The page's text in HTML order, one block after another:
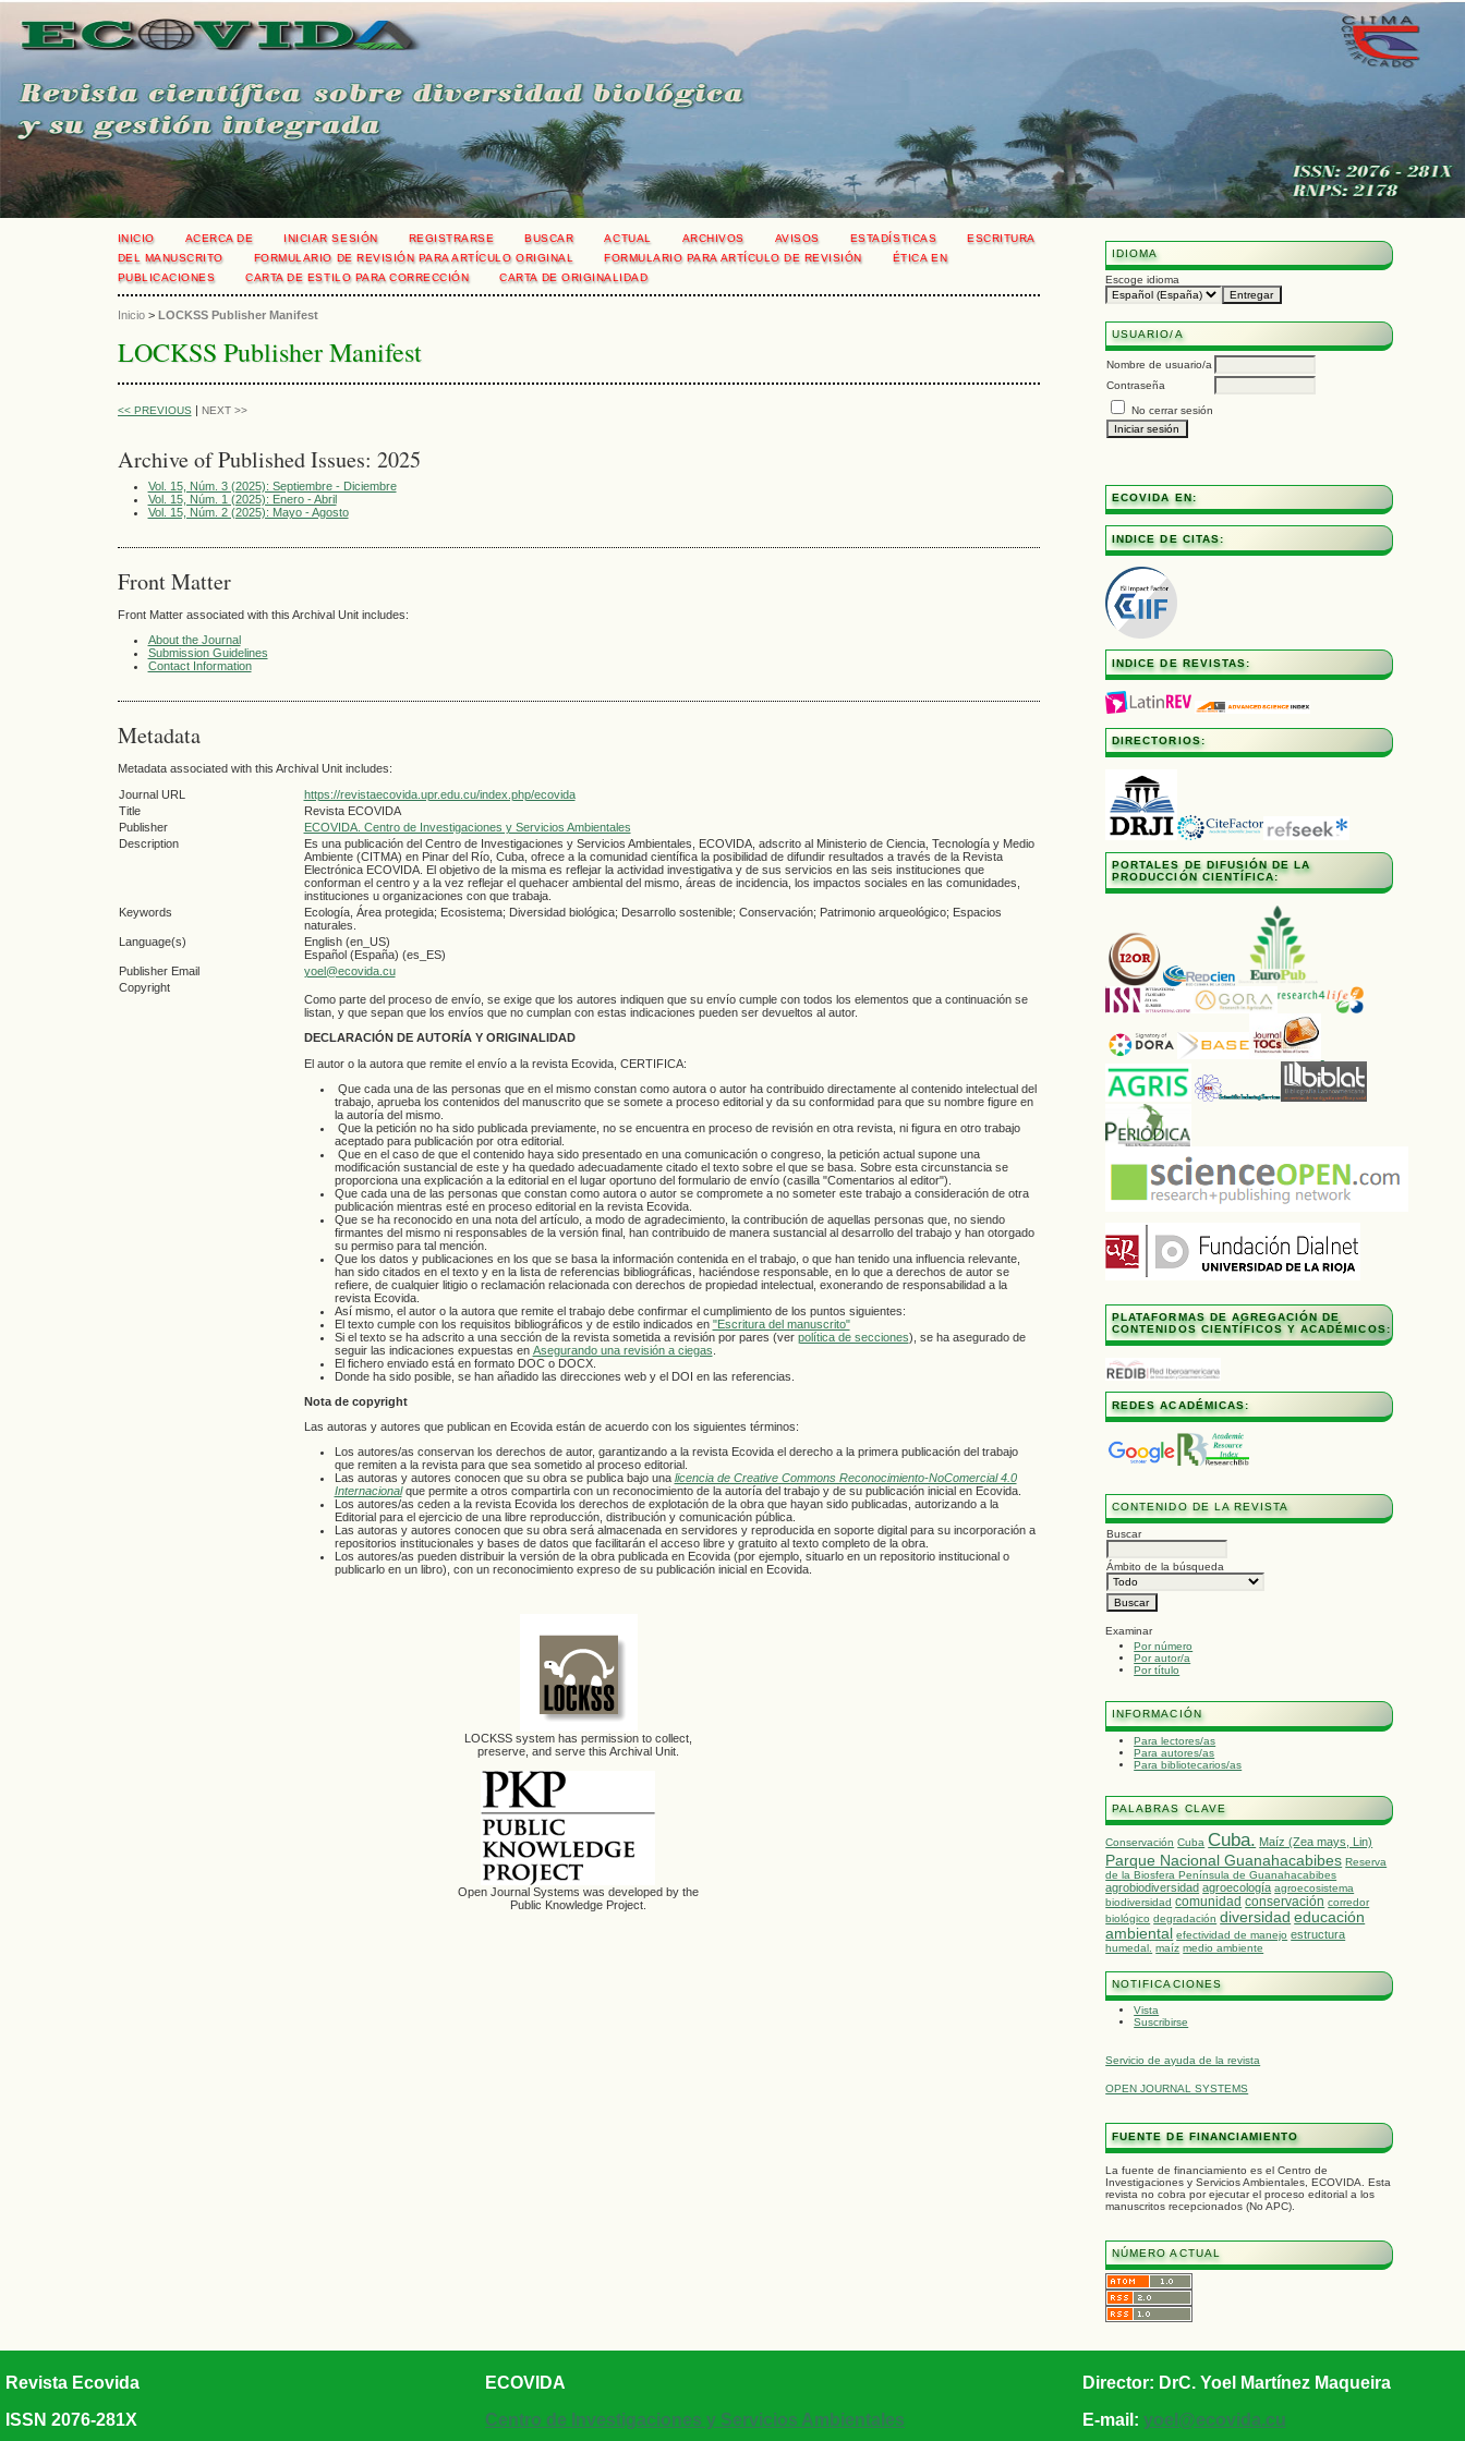
IDIOMA
Escoge idioma
USUARIO/A
Nombre de usuario/a
Contraseña
No cerrar sesión
ECOVIDA EN:
INDICE DE CITAS:
INDICE DE REVISTAS:
DIRECTORIOS:
PORTALES DE DIFUSIÓN DE LA
PRODUCCIÓN CIENTÍFICA:
PLATAFORMAS DE AGREGACIÓN DE
CONTENIDOS CIENTÍFICOS Y ACADÉMICOS:
REDES ACADÉMICAS:
CONTENIDO DE LA REVISTA
Buscar
Ámbito de la búsqueda
Examinar
Por número
Por autor/a
Por título
INFORMACIÓN
Para lectores/as
Para autores/as
Para bibliotecarios/as
PALABRAS CLAVE
Conservación Cuba Cuba. Maíz (Zea mays, Lin)
Parque Nacional Guanahacabibes Reserva
de la Biosfera Península de Guanahacabibes
agrobiodiversidad agroecología agroecosistema
biodiversidad comunidad conservación corredor
biológico degradación diversidad educación
ambiental efectividad de manejo estructura
humedal. maíz medio ambiente
NOTIFICACIONES
Vista
Suscribirse
Servicio de ayuda de la revista
OPEN JOURNAL SYSTEMS
FUENTE DE FINANCIAMIENTO
La fuente de financiamiento es el Centro de
Investigaciones y Servicios Ambientales, ECOVIDA. Esta
revista no cobra por ejecutar el proceso editorial a los
manuscritos recepcionados (No APC).
NÚMERO ACTUAL
INICIO ACERCA DE INICIAR SESIÓN REGISTRARSE BUSCAR ACTUAL ARCHIVOS AVISOS ESTADÍSTICAS
ESCRITURA
DEL MANUSCRITO
FORMULARIO DE REVISIÓN PARA ARTÍCULO ORIGINAL FORMULARIO PARA ARTÍCULO DE REVISIÓN
ÉTICA EN
PUBLICACIONES
CARTA DE ESTILO PARA CORRECCIÓN CARTA DE ORIGINALIDAD
Inicio> LOCKSS Publisher Manifest
LOCKSS Publisher Manifest
<< PREVIOUS | NEXT >>
Archive of Published Issues: 2025
Vol. 15, Núm. 3 (2025): Septiembre - Diciembre
Vol. 15, Núm. 1 (2025): Enero - Abril
Vol. 15, Núm. 2 (2025): Mayo - Agosto
Front Matter
Front Matter associated with this Archival Unit includes:
About the Journal
Submission Guidelines
Contact Information
Metadata
Metadata associated with this Archival Unit includes:
Journal URL
https://revistaecovida.upr.edu.cu/index.php/ecovida
Title
Revista ECOVIDA
Publisher
ECOVIDA. Centro de Investigaciones y Servicios Ambientales
Description
Es una publicación del Centro de Investigaciones y Servicios Ambientales, ECOVIDA, adscrito al Ministerio de Ciencia, Tecnologí­a y Medio
Ambiente (CITMA) en Pinar del Rí­o, Cuba, ofrece a la comunidad cientí­fica la posibilidad de difundir resultados a través de la Revista
Electrónica ECOVIDA. El objetivo de la misma es reflejar la actividad investigativa y de sus servicios en las seis instituciones que
conforman el centro y a la vez reflejar el quehacer ambiental del mismo, áreas de incidencia, los impactos sociales en las comunidades,
instituciones u organizaciones con que trabaja.
Keywords
Ecología, Área protegida; Ecosistema; Diversidad biológica; Desarrollo sostenible; Conservación; Patrimonio arqueológico; Espacios
naturales.
Language(s)
English (en_US)
Español (España) (es_ES)
Publisher Email
yoel@ecovida.cu
Copyright
Como parte del proceso de envío, se exige que los autores indiquen que su envío cumple con todos los elementos que a continuación se
listan, y que sepan que los envíos que no cumplan con estas indicaciones pueden ser devueltos al autor.
DECLARACIÓN DE AUTORÍA Y ORIGINALIDAD
El autor o la autora que remite el envío a la revista Ecovida, CERTIFICA:
Que cada una de las personas que en el mismo constan como autora o autor ha contribuido directamente al contenido intelectual del
trabajo, aprueba los contenidos del manuscrito que se somete a proceso editorial y da su conformidad para que su nombre figure en
la autoría del mismo.
Que la petición no ha sido publicada previamente, no se encuentra en proceso de revisión en otra revista, ni figura en otro trabajo
aceptado para publicación por otra editorial.
Que en el caso de que el contenido haya sido presentado en una comunicación o congreso, la petición actual supone una
modificación sustancial de este y ha quedado adecuadamente citado el texto sobre el que se basa. Sobre esta circunstancia se
proporciona una explicación a la editorial en el lugar oportuno del formulario de envío (casilla "Comentarios al editor").
Que cada una de las personas que constan como autora o autor se compromete a no someter este trabajo a consideración de otra
publicación mientras esté en proceso editorial en la revista Ecovida.
Que se ha reconocido en una nota del artículo, a modo de agradecimiento, la contribución de aquellas personas que, no siendo
firmantes del mismo ni responsables de la versión final, han contribuido de manera sustancial al desarrollo del trabajo y han otorgado
su permiso para tal mención.
Que los datos y publicaciones en los que se basa la información contenida en el trabajo, o que han tenido una influencia relevante,
han sido citados en el texto y en la lista de referencias bibliográficas, haciéndose responsable, en lo que a derechos de autor se
refiere, de cualquier litigio o reclamación relacionada con derechos de propiedad intelectual, exonerando de responsabilidad a la
revista Ecovida.
Así mismo, el autor o la autora que remite el trabajo debe confirmar el cumplimiento de los puntos siguientes:
El texto cumple con los requisitos bibliográficos y de estilo indicados en "Escritura del manuscrito"
Si el texto se ha adscrito a una sección de la revista sometida a revisión por pares (ver política de secciones), se ha asegurado de
seguir las indicaciones expuestas en Asegurando una revisión a ciegas
El fichero enviado está en formato DOC o DOCX.
Donde ha sido posible, se han añadido las direcciones web y el DOI en las referencias.
Nota de copyright
Las autoras y autores que publican en Ecovida están de acuerdo con los siguientes términos:
Los autores/as conservan los derechos de autor, garantizando a la revista Ecovida el derecho a la primera publicación del trabajo
que remiten a la revista para que sea sometido al proceso editorial.
Las autoras y autores conocen que su obra se publica bajo una licencia de Creative Commons Reconocimiento-NoComercial 4.0
Internacionalque permite a otros compartirla con un reconocimiento de la autoría del trabajo y de su publicación inicial en Ecovida.
Los autores/as ceden a la revista Ecovida los derechos de explotación de la obra que hayan sido publicadas, autorizando a la
Editorial para el ejercicio de una libre reproducción, distribución y comunicación pública.
Las autoras y autores conocen que su obra será almacenada en servidores y reproducida en soporte digital para su incorporación a
repositorios institucionales y bases de datos que facilitarán el acceso libre y gratuito al texto completo de la obra.
Los autores/as pueden distribuir la versión de la obra publicada en Ecovida (por ejemplo, situarlo en un repositorio institucional o
publicarlo en un libro), con un reconocimiento expreso de su publicación inicial en Ecovida.
LOCKSS system has permission to collect,
preserve, and serve this Archival Unit.
Open Journal Systems was developed by the
Public Knowledge Project.
Revista Ecovida
ISSN 2076-281X
ECOVIDA
Centro de Investigaciones y Servicios Ambientales
Director: DrC. Yoel Martínez Maqueira
E-mail: yoel@ecovida.cu